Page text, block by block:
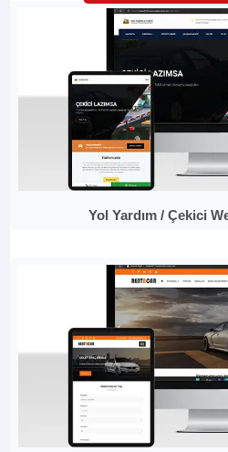
Yol Yardım / Çekici